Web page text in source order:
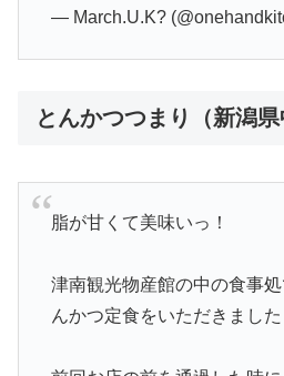
— March.U.K?
とんかつつまり（新潟
脂が甘くて美味いっ！
津南観光物産館の中の食事
んかつ定食をいただきました